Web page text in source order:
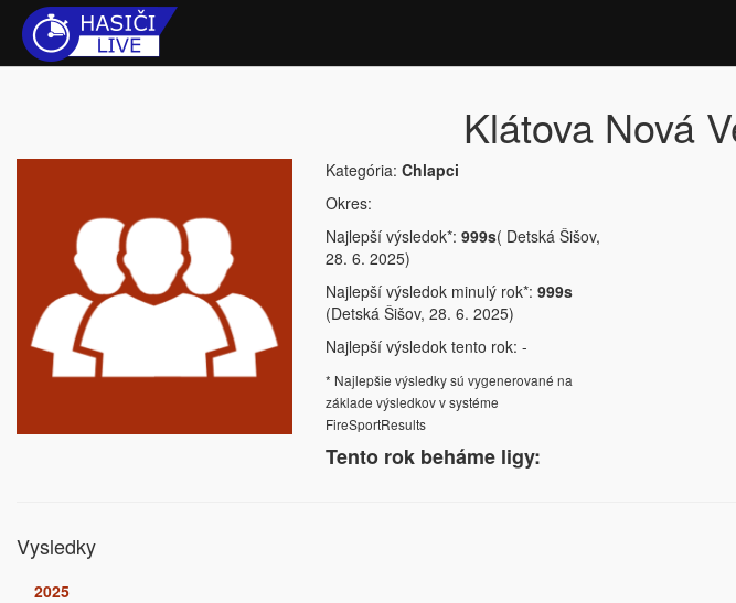
Klátova Nová
Kategória: Chlapci
Okres:
Najlepší výsledok*: 999s( Detská Šišov,
28. 6. 2025)
Najlepší výsledok minulý rok*: 999s
(Detská Šišov, 28. 6. 2025)
Najlepší výsledok tento rok: -
* Najlepšie výsledky sú vygenerované na
základe výsledkov v systéme
FireSportResults
Tento rok beháme ligy:
Vysledky
2025